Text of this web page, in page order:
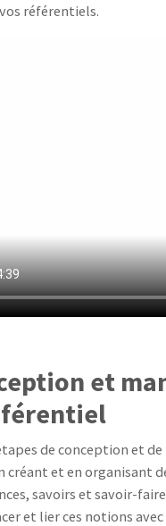
référentiels.
et
de conception et
créant et en organisant
savoirs et savoir-
et lier ces notions